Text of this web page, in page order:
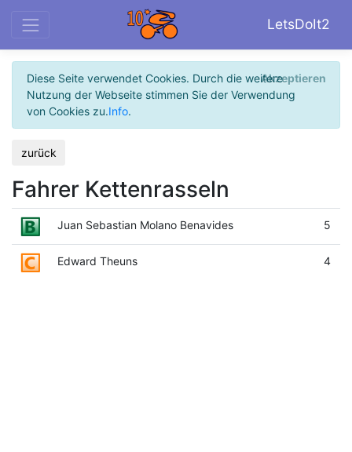
LetsDoIt2
Diese Seite verwendet Cookies. Durch die weitere
Nutzung der Webseite stimmen Sie der Verwendung
von Cookies zu.Info.
Akzeptieren
zurück
Fahrer Kettenrasseln
Juan Sebastian Molano Benavides 5
Edward Theuns 4